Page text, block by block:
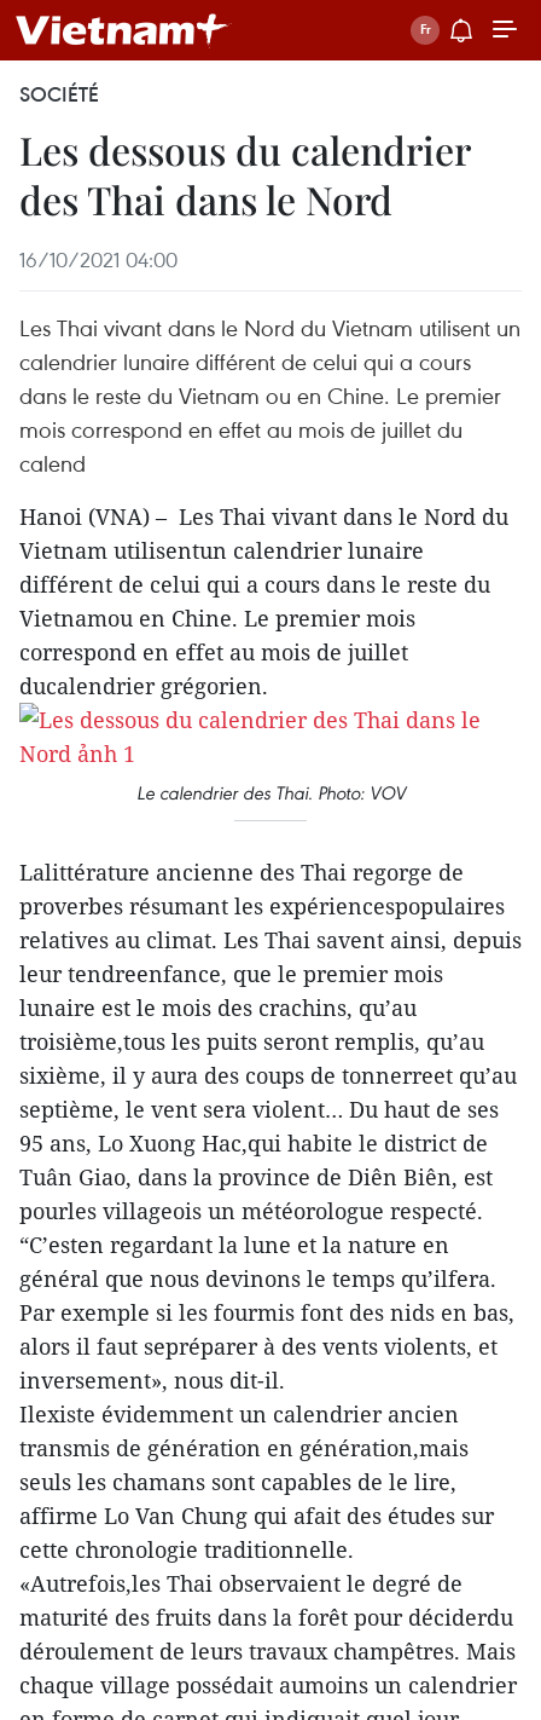
SOCIÉTÉ
Les dessous du calendrier
des Thai dans le Nord
16/10/2021 04:00
Les Thai vivant dans le Nord du Vietnam utilisent un
calendrier lunaire différent de celui qui a cours
dans le reste du Vietnam ou en Chine. Le premier
mois correspond en effet au mois de juillet du
calend
Hanoi (VNA) – Les Thai vivant dans le Nord du
Vietnam utilisentun calendrier lunaire
différent de celui qui a cours dans le reste du
Vietnamou en Chine. Le premier mois
correspond en effet au mois de juillet
ducalendrier grégorien.
Le calendrier des Thai. Photo: VOV
Lalittérature ancienne des Thai regorge de
proverbes résumant les expériencespopulaires
relatives au climat. Les Thai savent ainsi, depuis
leur tendreenfance, que le premier mois
lunaire est le mois des crachins, qu’au
troisième,tous les puits seront remplis, qu’au
sixième, il y aura des coups de tonnerreet qu’au
septième, le vent sera violent… Du haut de ses
95 ans, Lo Xuong Hac,qui habite le district de
Tuân Giao, dans la province de Diên Biên, est
pourles villageois un météorologue respecté.
“C’esten regardant la lune et la nature en
général que nous devinons le temps qu’ilfera.
Par exemple si les fourmis font des nids en bas,
alors il faut sepréparer à des vents violents, et
inversement», nous dit-il.
Ilexiste évidemment un calendrier ancien
transmis de génération en génération,mais
seuls les chamans sont capables de le lire,
affirme Lo Van Chung qui afait des études sur
cette chronologie traditionnelle.
«Autrefois,les Thai observaient le degré de
maturité des fruits dans la forêt pour déciderdu
déroulement de leurs travaux champêtres. Mais
chaque village possédait aumoins un calendrier